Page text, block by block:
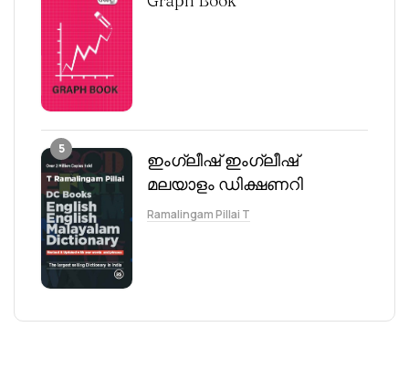
5
ഇംഗ്ലീഷ് ഇംഗ്ലീഷ്
മലയാളം ഡിക്ഷണറി
Ramalingam Pillai T